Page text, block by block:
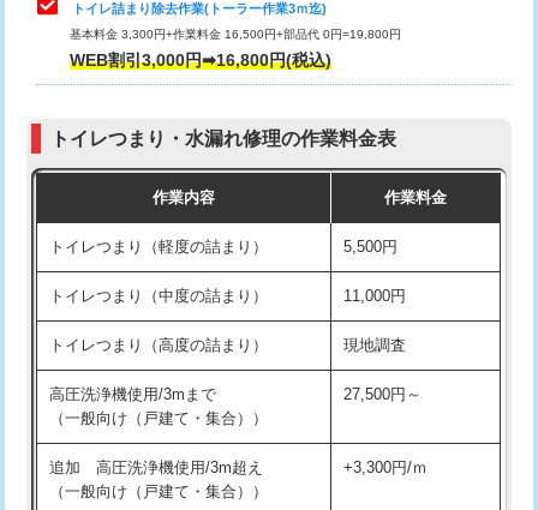
トイレ詰まり除去作業(トーラー作業3ｍ迄)
基本料金 3,300円+作業料金 16,500円+部品代 0円=19,800円
WEB割引3,000円➡16,800円(税込)
トイレつまり・水漏れ修理の作業料金表
作業内容 作業料金
トイレつまり（軽度の詰まり） 5,500円
トイレつまり（中度の詰まり） 11,000円
トイレつまり（高度の詰まり） 現地調査
高圧洗浄機使用/3mまで
（一般向け（戸建て・集合））
27,500円～
追加 高圧洗浄機使用/3m超え
（一般向け（戸建て・集合））
+3,300円/ｍ